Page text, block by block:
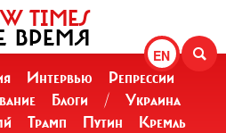
EN
TIMES
ВРЕМЯ
Интервью
Репрессии
Блоги /
Украина
Трамп Путин
Кремль